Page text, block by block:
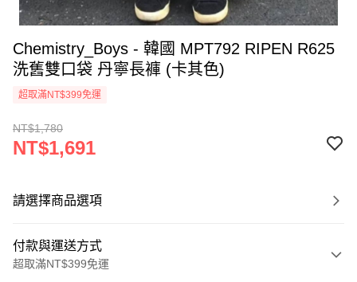
Chemistry_Boys - 韓國 MPT792 RIPEN R625
洗舊雙口袋 丹寧長褲 (卡其色)
超取滿NT$399免運
NT$1,780
NT$1,691
請選擇商品選項
付款與運送方式
超取滿NT$399免運